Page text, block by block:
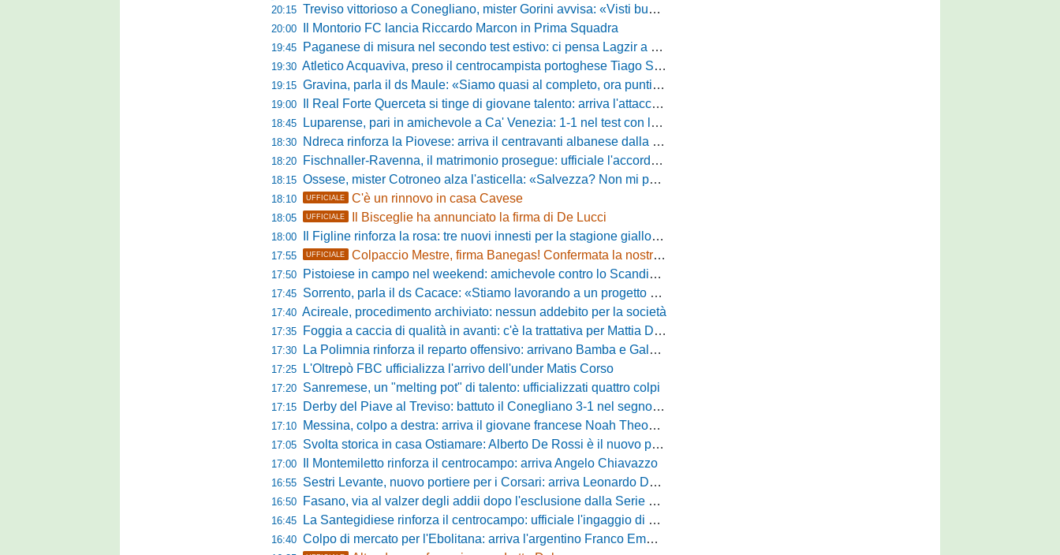
20:15 Treviso vittorioso a Conegliano, mister Gorini avvisa: «Visti buoni spunti, ma c'è ancora tanto da lavorare»
20:00 Il Montorio FC lancia Riccardo Marcon in Prima Squadra
19:45 Paganese di misura nel secondo test estivo: ci pensa Lagzir a piegare l'Equipe Campania
19:30 Atletico Acquaviva, preso il centrocampista portoghese Tiago Santos
19:15 Gravina, parla il ds Maule: «Siamo quasi al completo, ora puntiamo sugli esterni d'attacco»
19:00 Il Real Forte Querceta si tinge di giovane talento: arriva l'attaccante Lucchesi
18:45 Luparense, pari in amichevole a Ca' Venezia: 1-1 nel test con la Primavera lagunare
18:30 Ndreca rinforza la Piovese: arriva il centravanti albanese dalla serie D
18:20 Fischnaller-Ravenna, il matrimonio prosegue: ufficiale l'accordo quinquennale per l'attacco
18:15 Ossese, mister Cotroneo alza l'asticella: «Salvezza? Non mi pongo limiti, voglio vincere più partite possibile»
18:10 UFFICIALE C'è un rinnovo in casa Cavese
18:05 UFFICIALE Il Bisceglie ha annunciato la firma di De Lucci
18:00 Il Figline rinforza la rosa: tre nuovi innesti per la stagione gialloblù
17:55 UFFICIALE Colpaccio Mestre, firma Banegas! Confermata la nostra anteprima
17:50 Pistoiese in campo nel weekend: amichevole contro lo Scandicci allo stadio Strulli di Monsummano
17:45 Sorrento, parla il ds Cacace: «Stiamo lavorando a un progetto ambizioso»
17:40 Acireale, procedimento archiviato: nessun addebito per la società
17:35 Foggia a caccia di qualità in avanti: c'è la trattativa per Mattia Della Morte
17:30 La Polimnia rinforza il reparto offensivo: arrivano Bamba e Galeota
17:25 L'Oltrepò FBC ufficializza l'arrivo dell'under Matis Corso
17:20 Sanremese, un "melting pot" di talento: ufficializzati quattro colpi
17:15 Derby del Piave al Treviso: battuto il Conegliano 3-1 nel segno di Gerbi e Vita
17:10 Messina, colpo a destra: arriva il giovane francese Noah Theodore
17:05 Svolta storica in casa Ostiamare: Alberto De Rossi è il nuovo presidente biancoviola
17:00 Il Montemiletto rinforza il centrocampo: arriva Angelo Chiavazzo
16:55 Sestri Levante, nuovo portiere per i Corsari: arriva Leonardo De Franceschi
16:50 Fasano, via al valzer degli addii dopo l'esclusione dalla Serie D: Salzano verso una big campana
16:45 La Santegidiese rinforza il centrocampo: ufficiale l'ingaggio di Luca Scimia
16:40 Colpo di mercato per l'Ebolitana: arriva l'argentino Franco Emmanuel Boló